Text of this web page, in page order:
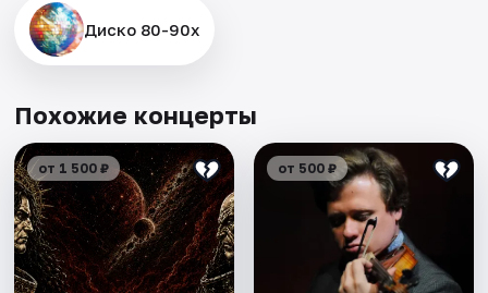
Диско 80-90х
Похожие концерты
от 1 500 ₽ от 500 ₽